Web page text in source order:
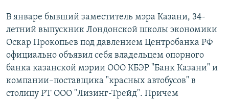
В январе бывший заместитель мэра Казани, 34-
летний выпускник Лондонской школы экономики
Оскар Прокопьев под давлением Центробанка РФ
официально объявил себя владельцем опорного
банка казанской мэрии ООО КБЭР "Банк Казани" и
компании–поставщика "красных автобусов" в
столицу РТ ООО "Лизинг-Трейд". Причем